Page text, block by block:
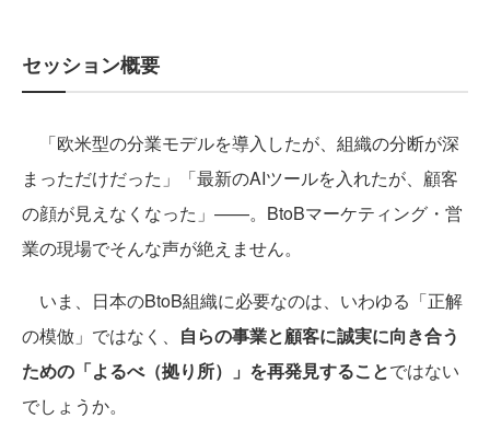
セッション概要
「欧米型の分業モデルを導入したが、組織の分断が深
まっただけだった」「最新のAIツールを入れたが、顧客
の顔が見えなくなった」——。BtoBマーケティング・営
業の現場でそんな声が絶えません。
いま、日本のBtoB組織に必要なのは、いわゆる「正解
の模倣」ではなく、 自らの事業と顧客に誠実に向き合う
ための「よるべ（拠り所）」を再発見することではない
でしょうか。